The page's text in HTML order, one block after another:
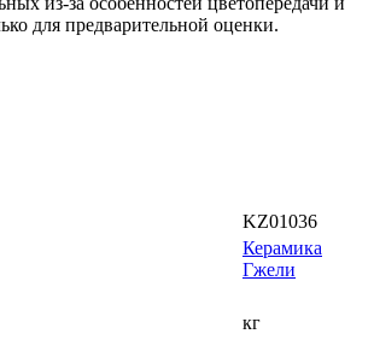
для предварительной оценки.
KZ01036
Керамика
Гжели
кг